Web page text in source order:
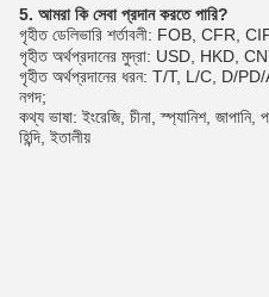
5. আমরা কি সেবা প্রদান করতে পারি?
গৃহীত ডেলিভারি শর্তাবলী: FOB, CFR,
গৃহীত অর্থপ্রদানের মুদ্রা: USD, HKD,
গৃহীত অর্থপ্রদানের ধরন: T/T, L/C, D/PD/A,
নগদ;
কথ্য ভাষা: ইংরেজি, চীনা, স্প্যানিশ, জাপানি,
হিন্দি, ইতালীয়